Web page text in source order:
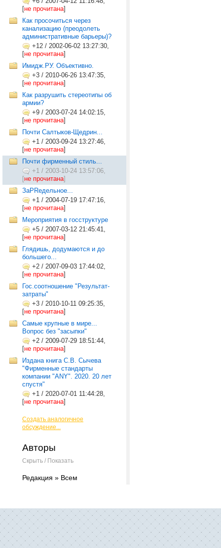
[не прочитана]
Как просочиться через
канализацию (преодолеть
административные барьеры)?
+12 / 2002-06-02 13:27:30,
[не прочитана]
Имидж.РУ. Объективно.
+3 / 2010-06-26 13:47:35,
[не прочитана]
Как разрушить стереотипы об
армии?
+9 / 2003-07-24 14:02:15,
[не прочитана]
Почти Салтыков-Щедрин...
+1 / 2003-09-24 13:27:46,
[не прочитана]
Почти фирменный стиль...
+1 / 2003-10-24 13:57:06,
[не прочитана]
ЗаPRедельное...
+1 / 2004-07-19 17:47:16,
[не прочитана]
Мероприятия в госструктуре
+5 / 2007-03-12 21:45:41,
[не прочитана]
Глядишь, додумаются и до
большего...
+2 / 2007-09-03 17:44:02,
[не прочитана]
Гос.соотношение "Результат-
затраты"
+3 / 2010-10-11 09:25:35,
[не прочитана]
Самые крупные в мире...
Вопрос без "засыпки"
+2 / 2009-07-29 18:51:44,
[не прочитана]
Издана книга С.В. Сычева
"Фирменные стандарты
компании "ANY". 2020. 20 лет
спустя"
+1 / 2020-07-01 11:44:28,
[не прочитана]
Создать аналогичное
обсуждение...
Авторы
Скрыть / Показать
Редакция » Всем